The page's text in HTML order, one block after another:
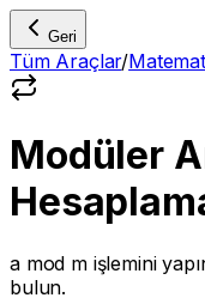
Geri
Tüm Araçlar/
Modüler
a mod m işlemini
bulun.